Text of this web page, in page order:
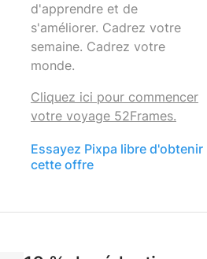
d'apprendre et de
s'améliorer. Cadrez votre
semaine. Cadrez votre
monde.
Cliquez ici pour commencer
votre voyage 52Frames.
Essayez Pixpa libre d'obtenir
cette offre